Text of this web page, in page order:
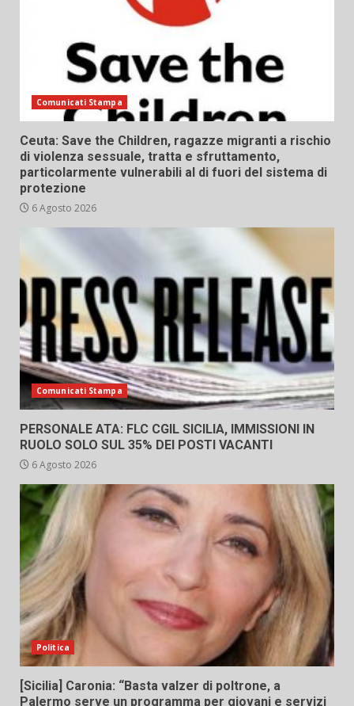
Comunicati Stampa
Ceuta: Save the Children, ragazze migranti a rischio
di violenza sessuale, tratta e sfruttamento,
particolarmente vulnerabili al di fuori del sistema di
protezione
6 Agosto 2026
Comunicati Stampa
PERSONALE ATA: FLC CGIL SICILIA, IMMISSIONI IN
RUOLO SOLO SUL 35% DEI POSTI VACANTI
6 Agosto 2026
Politica
[Sicilia] Caronia: “Basta valzer di poltrone, a
Palermo serve un programma per giovani e servizi